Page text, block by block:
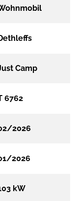
Camp
6762
2026
2026
kW